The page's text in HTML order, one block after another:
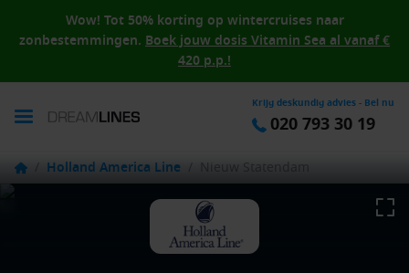
Wow! Tot 50% korting op wintercruises naar
zonbestemmingen. Boek jouw dosis Vitamin Sea al vanaf €
420 p.p.!
Krijg deskundig advies - Bel nu
020 793 30 19
/ Holland America Line / Nieuw Statendam